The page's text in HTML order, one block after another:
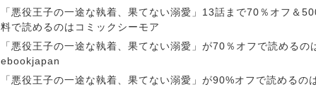
「悪役王子の一途な執着、果てない溺愛」13話まで70％オフ＆
料で読めるのはコミックシーモア
「悪役王子の一途な執着、果てない溺愛」が70％オフで読めるの
ebookjapan
「悪役王子の一途な執着、果てない溺愛」が90%オフで読めるの